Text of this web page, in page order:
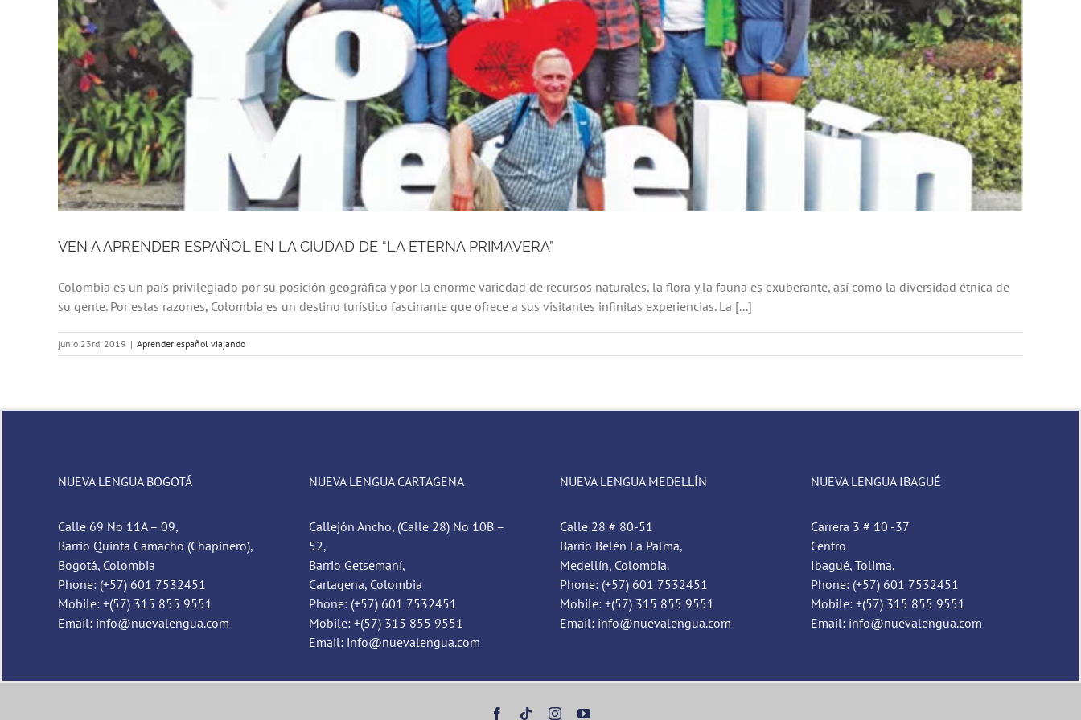
VEN A APRENDER ESPAÑOL EN LA CIUDAD DE “LA ETERNA PRIMAVERA”
Colombia es un país privilegiado por su posición geográfica y por la enorme variedad de recursos naturales, la flora y la fauna es exuberante, así como la diversidad étnica de
su gente. Por estas razones, Colombia es un destino turístico fascinante que ofrece a sus visitantes infinitas experiencias. La [...]
junio 23rd, 2019 | Aprender español viajando
NUEVA LENGUA BOGOTÁ
Calle 69 No 11A – 09,
Barrio Quinta Camacho (Chapinero),
Bogotá, Colombia
Phone: (+57) 601 7532451
Mobile: +(57) 315 855 9551
Email: info@nuevalengua.com
NUEVA LENGUA CARTAGENA
Callejón Ancho, (Calle 28) No 10B –
52,
Barrio Getsemaní,
Cartagena, Colombia
Phone: (+57) 601 7532451
Mobile: +(57) 315 855 9551
Email: info@nuevalengua.com
NUEVA LENGUA MEDELLÍN
Calle 28 # 80-51
Barrio Belén La Palma,
Medellín, Colombia.
Phone: (+57) 601 7532451
Mobile: +(57) 315 855 9551
Email: info@nuevalengua.com
NUEVA LENGUA IBAGUÉ
Carrera 3 # 10 -37
Centro
Ibagué, Tolima.
Phone: (+57) 601 7532451
Mobile: +(57) 315 855 9551
Email: info@nuevalengua.com